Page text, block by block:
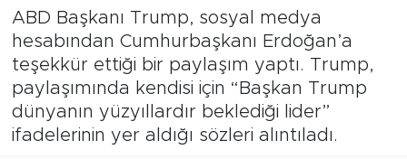
ABD Başkanı Trump, sosyal medya
hesabından Cumhurbaşkanı Erdoğan’a
teşekkür ettiği bir paylaşım yaptı. Trump,
paylaşımında kendisi için “Başkan Trump
dünyanın yüzyıllardır beklediği lider”
ifadelerinin yer aldığı sözleri alıntıladı.
GÜNCEL
KARİKATÜR
BİLİM-TEKNOLOJİ
Son Dakika Haberleri
Haber Arşivi